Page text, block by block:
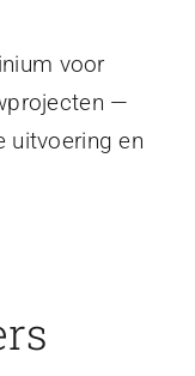
voor
—
uitvoering en